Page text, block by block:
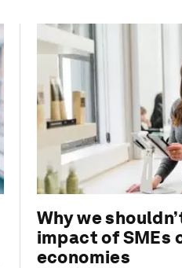
Why we
impact of SMEs
economies